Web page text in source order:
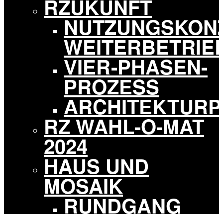
RZUKUNFT
VIER-PHASEN-
PROZESS
RZ WAHL-O-MAT
2024
HAUS UND
MOSAIK
RUNDGANG